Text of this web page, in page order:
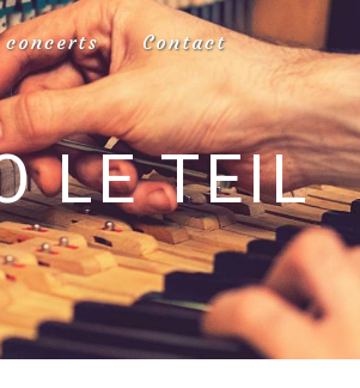
Contact
LE TEIL